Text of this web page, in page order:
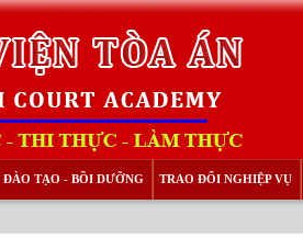
ĐÀO TẠO - BỒI DƯỠNG TRAO ĐỔI NGHIỆP VỤ